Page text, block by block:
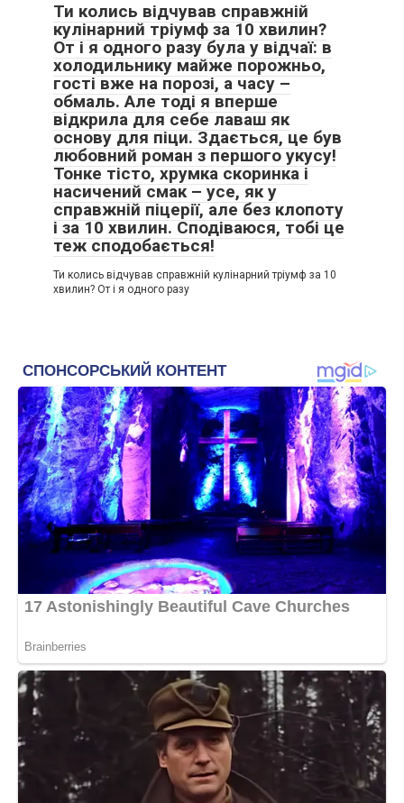
Ти колись відчував справжній
кулінарний тріумф за 10 хвилин?
От і я одного разу була у відчаї: в
холодильнику майже порожньо,
гості вже на порозі, а часу –
обмаль. Але тоді я вперше
відкрила для себе лаваш як
основу для піци. Здається, це був
любовний роман з першого укусу!
Тонке тісто, хрумка скоринка і
насичений смак – усе, як у
справжній піцерії, але без клопоту
і за 10 хвилин. Сподіваюся, тобі це
теж сподобається!
Ти колись відчував справжній кулінарний тріумф за 10
хвилин? От і я одного разу